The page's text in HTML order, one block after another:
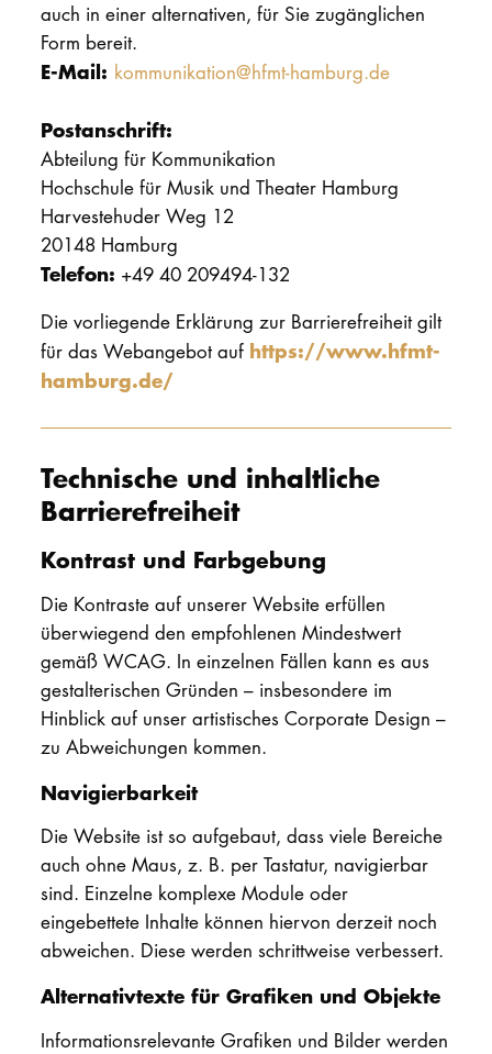
auch in einer alternativen, für Sie zugänglichen
Form bereit.
E-Mail: kommunikation@hfmt-hamburg.de
Postanschrift:
Abteilung für Kommunikation
Hochschule für Musik und Theater Hamburg
Harvestehuder Weg 12
20148 Hamburg
Telefon: +49 40 209494-132
Die vorliegende Erklärung zur Barrierefreiheit gilt
für das Webangebot auf https://www.hfmt-
hamburg.de/
Technische und inhaltliche
Barrierefreiheit
Kontrast und Farbgebung
Die Kontraste auf unserer Website erfüllen
überwiegend den empfohlenen Mindestwert
gemäß WCAG. In einzelnen Fällen kann es aus
gestalterischen Gründen – insbesondere im
Hinblick auf unser artistisches Corporate Design –
zu Abweichungen kommen.
Navigierbarkeit
Die Website ist so aufgebaut, dass viele Bereiche
auch ohne Maus, z. B. per Tastatur, navigierbar
sind. Einzelne komplexe Module oder
eingebettete Inhalte können hiervon derzeit noch
abweichen. Diese werden schrittweise verbessert.
Alternativtexte für Grafiken und Objekte
Informationsrelevante Grafiken und Bilder werden